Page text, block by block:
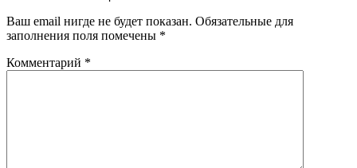
Ваш email нигде не будет показан. Обязательные для
заполнения поля помечены *
Комментарий *